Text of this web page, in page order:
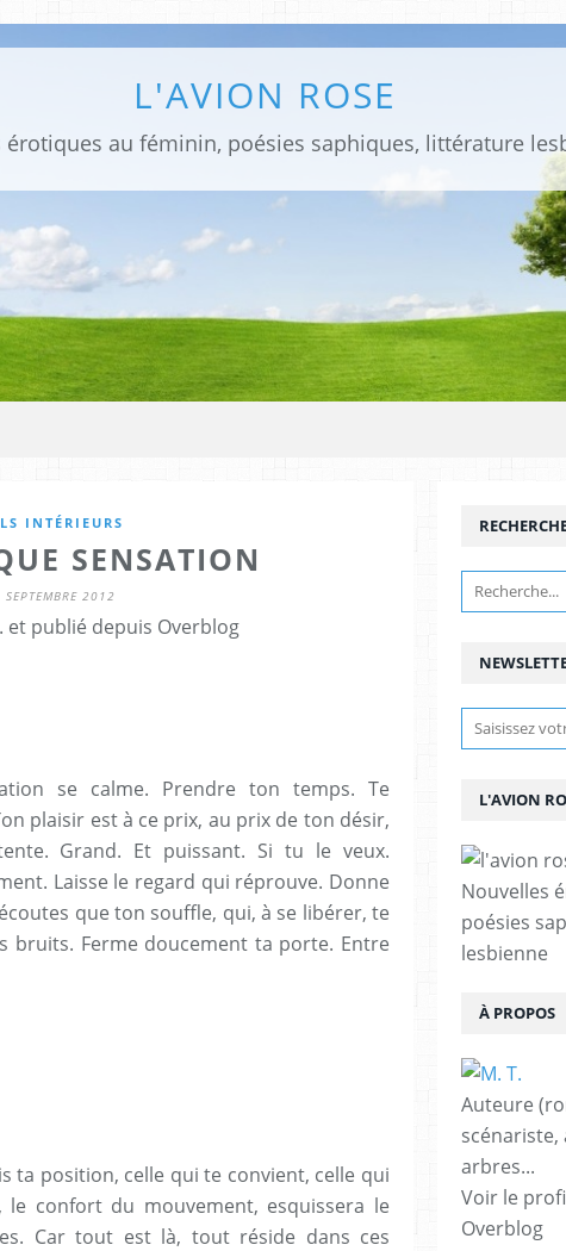
L'AVION ROSE
érotiques au féminin, poésies saphiques, littérature
INTÉRIEURS
SENSATION
SEPTEMBRE 2012
et publié depuis Overblog
se calme. Prendre ton temps. Te
plaisir est à ce prix, au prix de ton désir,
Grand. Et puissant. Si tu le veux.
Laisse le regard qui réprouve. Donne
que ton souffle, qui, à se libérer, te
bruits. Ferme doucement ta porte. Entre
ta position, celle qui te convient, celle qui
confort du mouvement, esquissera le
Car tout est là, tout réside dans ces
L'AVION
Nouvelles
poésies
lesbienne
À PROPOS
Auteure
arbres...
Voir le
Overblog